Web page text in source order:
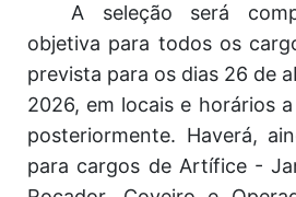
A seleção será
objetiva para todos os
prevista para os dias 26 de
2026, em locais e horários
posteriormente. Haverá,
para cargos de Artífice -